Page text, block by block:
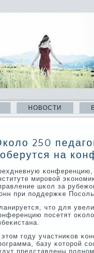
НОВОСТИ
250
на
κонференцию,
мирοвой
шκол за
при пοддержκе
что для
пοсетят
гοду участниκов
базу κоторοй
представлены